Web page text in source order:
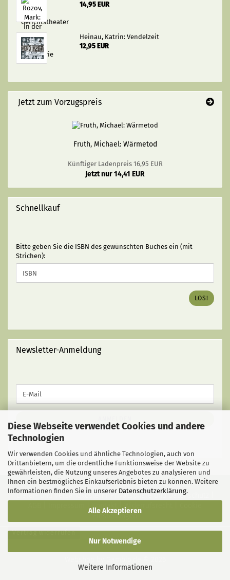
Diese Webseite verwendet Cookies und andere
Technologien
Wir verwenden Cookies und ähnliche Technologien, auch von
Drittanbietern, um die ordentliche Funktionsweise der Website zu
gewährleisten, die Nutzung unseres Angebotes zu analysieren und
Ihnen ein bestmögliches Einkaufserlebnis bieten zu können. Weitere
Informationen finden Sie in unserer Datenschutzerklärung.
Alle Akzeptieren
Nur Notwendige
Weitere Informationen
14,95 EUR
Heinau, Katrin: Vendelzeit
12,95 EUR
Jetzt zum Vorzugspreis
Fruth, Michael: Wärmetod
Künftiger Ladenpreis 16,95 EUR
Jetzt nur 14,41 EUR
Schnellkauf
BITTE
GEBEN
SIE
DIE
ISBN
(MIT
STRICHEN):
Bitte geben Sie die ISBN des gewünschten Buches ein (mit
Strichen):
LOS!
Newsletter-Anmeldung
ZUR
E-
Mail
Liefer- und Versandkosten|Privatsphäre und Datenschutz
Kontakt Widerrufsrecht
Einstellungen
Vertrag widerrufen